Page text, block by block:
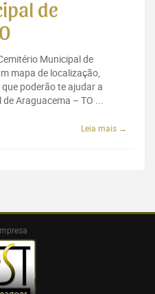
de
Municipal de
mapa de localização,
poderão te ajudar a
Araguacema – TO ...
Leia mais →